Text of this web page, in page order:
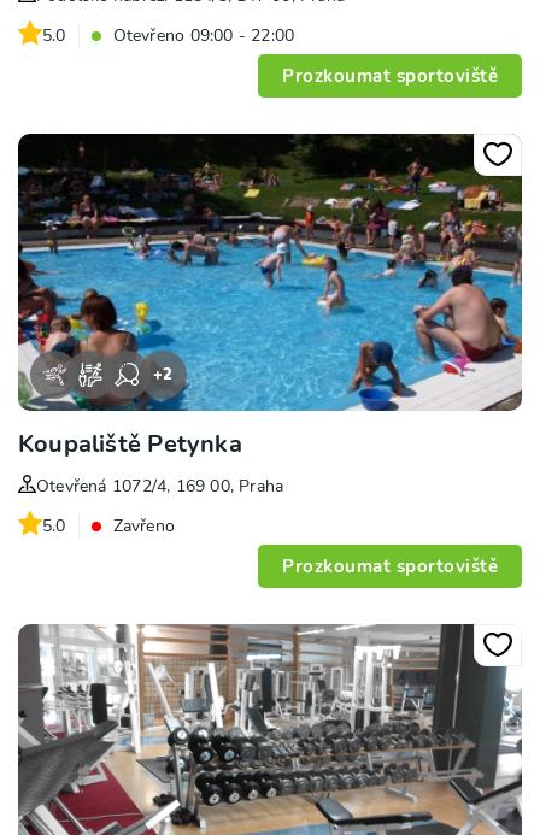
5.0
Otevřeno 09:00 - 22:00
Prozkoumat sportoviště
+2
Koupaliště Petynka
Otevřená 1072/4, 169 00, Praha
5.0
Zavřeno
Prozkoumat sportoviště